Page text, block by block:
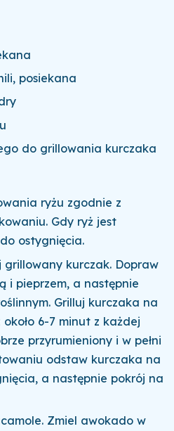
posiekana
do grillowania kurczaka
ryżu zgodnie z
Gdy ryż jest
ostygnięcia.
kurczak. Dopraw
i pieprzem, a następnie
Grilluj kurczaka na
6-7 minut z każdej
przyrumieniony i w pełni
odstaw kurczaka na
a następnie pokrój na
Zmiel awokado w